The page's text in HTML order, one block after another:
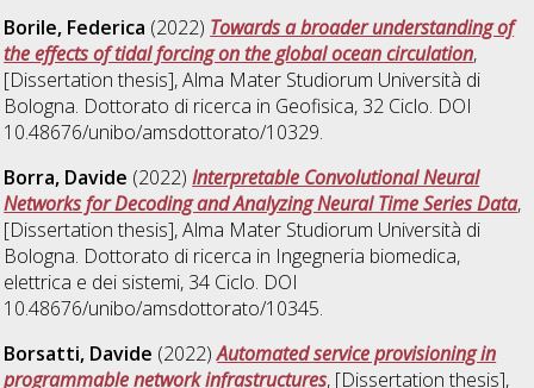
Borile, Federica (2022) Towards a broader understanding of
the effects of tidal forcing on the global ocean circulation,
[Dissertation thesis], Alma Mater Studiorum Università di
Bologna. Dottorato di ricerca in Geofisica, 32 Ciclo. DOI
10.48676/unibo/amsdottorato/10329.
Borra, Davide (2022)Interpretable Convolutional Neural
Networks for Decoding and Analyzing Neural Time Series Data,
[Dissertation thesis], Alma Mater Studiorum Università di
Bologna. Dottorato di ricerca in Ingegneria biomedica,
elettrica e dei sistemi, 34 Ciclo. DOI
10.48676/unibo/amsdottorato/10345.
Borsatti, Davide (2022)Automated service provisioning in
programmable network infrastructures, [Dissertation thesis],